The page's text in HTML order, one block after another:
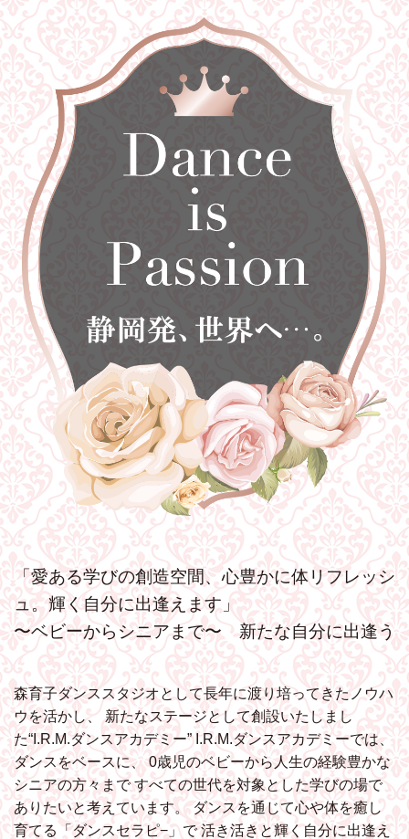
「愛ある学びの創造空間、心豊かに体リフレッシ
ュ。輝く自分に出逢えます」
〜ベビーからシニアまで〜 新たな自分に出逢う
森育子ダンススタジオとして長年に渡り培ってきたノウハ
ウを活かし、 新たなステージとして創設いたしまし
た“I.R.M.ダンスアカデミー”I.R.M.ダンスアカデミーでは、
ダンスをベースに、0歳児のベビーから人生の経験豊かな
シニアの方々まですべての世代を対象とした学びの場で
ありたいと考えています。 ダンスを通じて心や体を癒し
育てる「ダンスセラピ−」で活き活きと輝く自分に出逢え